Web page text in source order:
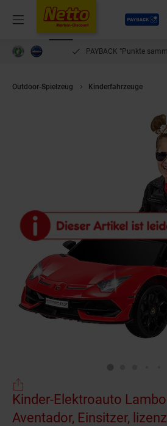
Menü
Payback
PAYBACK °Punkte
Outdoor-Spielzeug Kinderfahrzeuge
Kinder-Elektroauto
Aventador, Einsitzer,